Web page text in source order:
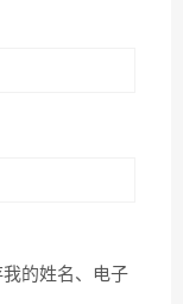
我的姓名、电子